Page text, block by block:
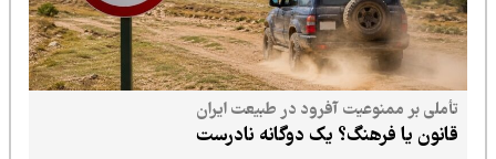
تأملی بر ممنوعیت آفرود در طبیعت ایران
قانون یا فرهنگ؟ یک دوگانه نادرست